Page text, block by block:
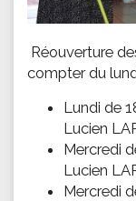
Réouverture
compter du
Lundi de
Lucien
Mercredi
Lucien
Mercredi